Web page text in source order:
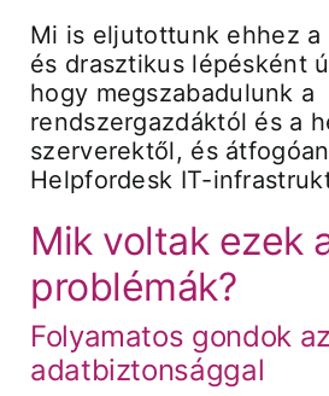
Mi is eljutottunk ehhez a
és drasztikus lépésként
hogy megszabadulunk a
rendszergazdáktól és a
szerverektől, és
Helpfordesk IT-
Mik voltak ezek
problémák?
Folyamatos gondok az
adatbiztonsággal